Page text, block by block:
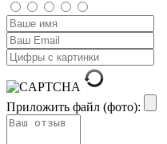
Приложить файл (фото):